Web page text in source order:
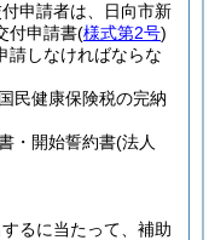
申請者は、日向市新
付申請書(様式第2号)
請しなければならな
民健康保険税の完納
・開始誓約書(法人
るに当たって、補助